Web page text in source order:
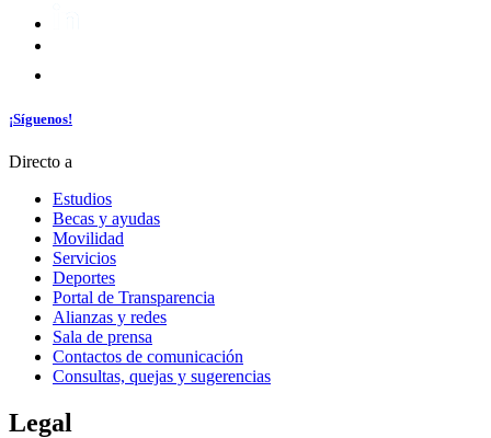
¡Síguenos!
Directo a
Estudios
Becas y ayudas
Movilidad
Servicios
Deportes
Portal de Transparencia
Alianzas y redes
Sala de prensa
Contactos de comunicación
Consultas, quejas y sugerencias
Legal